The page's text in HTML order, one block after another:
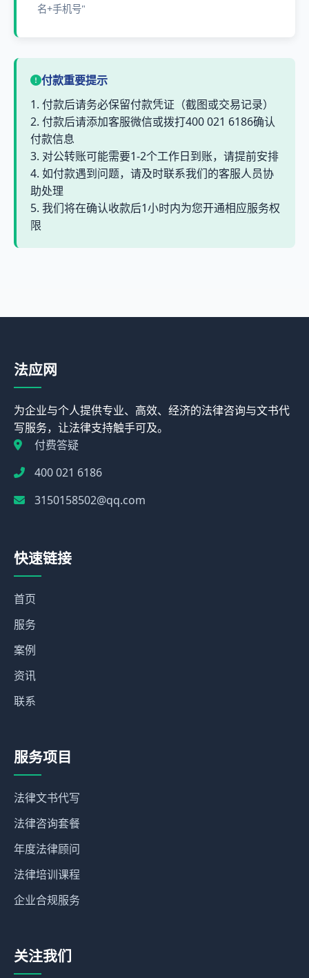
名+手机号"
付款重要提示
1. 付款后请务必保留付款凭证（截图或交易记录）
2. 付款后请添加客服微信或拨打400 021 6186确认
付款信息
3. 对公转账可能需要1-2个工作日到账，请提前安排
4. 如付款遇到问题，请及时联系我们的客服人员协
助处理
5. 我们将在确认收款后1小时内为您开通相应服务权
限
法应网
为企业与个人提供专业、高效、经济的法律咨询与文书代
写服务，让法律支持触手可及。
付费答疑
400 021 6186
3150158502@qq.com
快速链接
首页
服务
案例
资讯
联系
服务项目
法律文书代写
法律咨询套餐
年度法律顾问
法律培训课程
企业合规服务
关注我们